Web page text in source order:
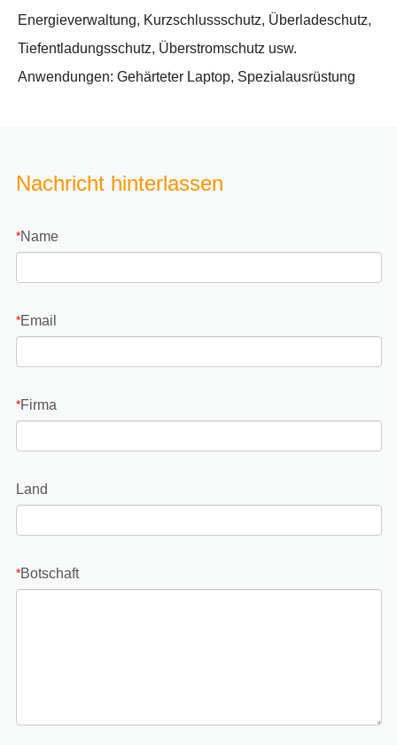
Energieverwaltung, Kurzschlussschutz, Überladeschutz,
Tiefentladungsschutz, Überstromschutz usw.
Anwendungen: Gehärteter Laptop, Spezialausrüstung
Nachricht hinterlassen
*Name
*Email
*Firma
Land
*Botschaft